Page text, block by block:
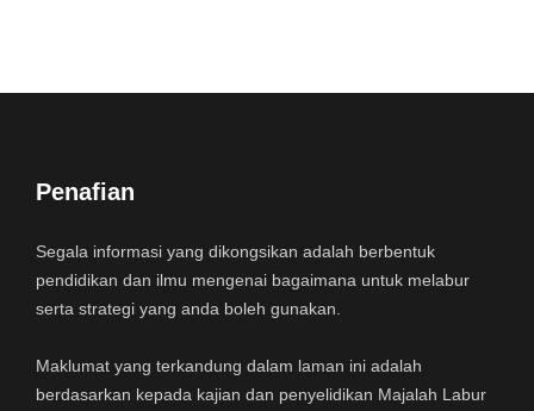
Penafian
Segala informasi yang dikongsikan adalah berbentuk
pendidikan dan ilmu mengenai bagaimana untuk melabur
serta strategi yang anda boleh gunakan.
Maklumat yang terkandung dalam laman ini adalah
berdasarkan kepada kajian dan penyelidikan Majalah Labur